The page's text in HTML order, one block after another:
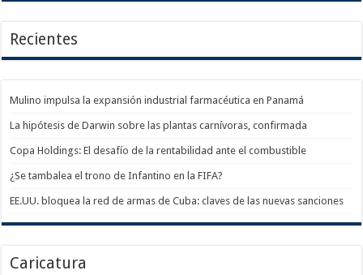
Recientes
Mulino impulsa la expansión industrial farmacéutica en Panamá
La hipótesis de Darwin sobre las plantas carnívoras, confirmada
Copa Holdings: El desafío de la rentabilidad ante el combustible
¿Se tambalea el trono de Infantino en la FIFA?
EE.UU. bloquea la red de armas de Cuba: claves de las nuevas sanciones
Caricatura